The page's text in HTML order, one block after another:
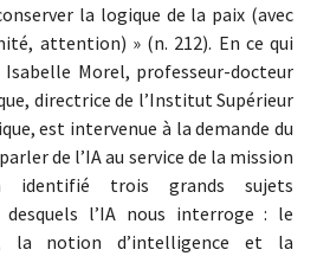
la logique de la paix (avec
attention) » (n. 212). En ce qui
Isabelle Morel, professeur-docteur
directrice de l’Institut Supérieur
est intervenue à la demande du
de l’IA au service de la mission
identifié trois grands sujets
l’IA nous interroge : le
notion d’intelligence et la